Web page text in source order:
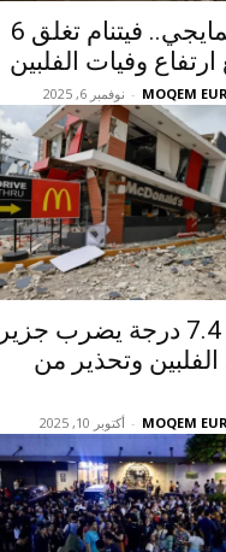
الإعصار كالمايجي.. فيتنام تغلق 6
وفيات الفلبين
MOQEM
- نوفمبر 6, 2025
زلزال بقوة 7.4 درجة يضرب
الفلبين وتحذير من
MOQEM
- أكتوبر 10, 2025